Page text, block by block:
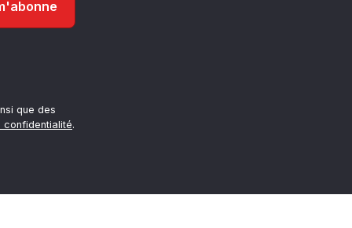
que des
confidentialité.